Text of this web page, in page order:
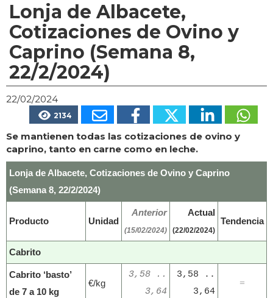
Lonja de Albacete,
Cotizaciones de Ovino y
Caprino (Semana 8,
22/2/2024)
22/02/2024
2134
Se mantienen todas las cotizaciones de ovino y
caprino, tanto en carne como en leche.
Lonja de Albacete, Cotizaciones de Ovino y Caprino
(Semana 8, 22/2/2024)
Producto Unidad
Anterior
(15/02/2024)
Actual
(22/02/2024)
Tendencia
Cabrito
Cabrito ‘basto’
de 7 a 10 kg
€/kg
3,58 ..
3,64
3,58 ..
3,64
=